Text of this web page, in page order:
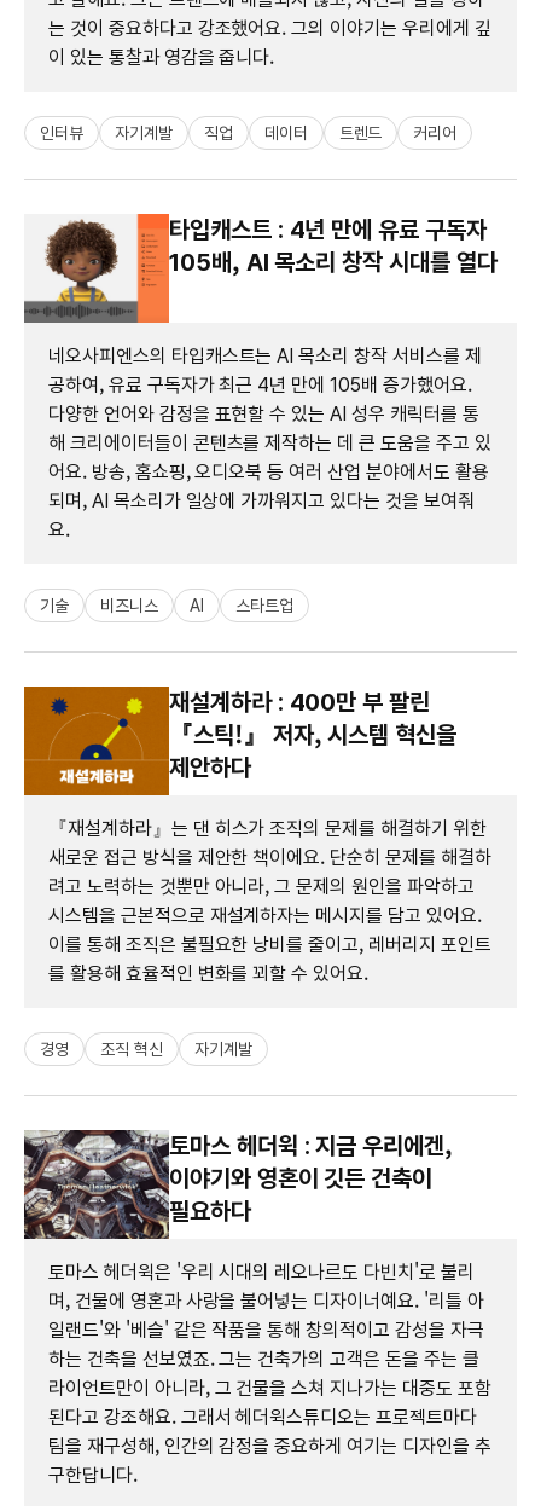
는 것이 중요하다고 강조했어요. 그의 이야기는 우리에게 깊
이 있는 통찰과 영감을 줍니다.
인터뷰 자기계발 직업 데이터 트렌드 커리어
타입캐스트 : 4년 만에 유료 구독자
105배, AI 목소리 창작 시대를 열다
네오사피엔스의 타입캐스트는 AI 목소리 창작 서비스를 제
공하여, 유료 구독자가 최근 4년 만에 105배 증가했어요.
다양한 언어와 감정을 표현할 수 있는 AI 성우 캐릭터를 통
해 크리에이터들이 콘텐츠를 제작하는 데 큰 도움을 주고 있
어요. 방송, 홈쇼핑, 오디오북 등 여러 산업 분야에서도 활용
되며, AI 목소리가 일상에 가까워지고 있다는 것을 보여줘
요.
기술 비즈니스 AI 스타트업
재설계하라 : 400만 부 팔린
『스틱!』 저자, 시스템 혁신을
제안하다
『재설계하라』는 댄 히스가 조직의 문제를 해결하기 위한
새로운 접근 방식을 제안한 책이에요. 단순히 문제를 해결하
려고 노력하는 것뿐만 아니라, 그 문제의 원인을 파악하고
시스템을 근본적으로 재설계하자는 메시지를 담고 있어요.
이를 통해 조직은 불필요한 낭비를 줄이고, 레버리지 포인트
를 활용해 효율적인 변화를 꾀할 수 있어요.
경영 조직 혁신 자기계발
토마스 헤더윅 : 지금 우리에겐,
이야기와 영혼이 깃든 건축이
필요하다
토마스 헤더윅은 '우리 시대의 레오나르도 다빈치'로 불리
며, 건물에 영혼과 사랑을 불어넣는 디자이너예요. '리틀 아
일랜드'와 '베슬' 같은 작품을 통해 창의적이고 감성을 자극
하는 건축을 선보였죠. 그는 건축가의 고객은 돈을 주는 클
라이언트만이 아니라, 그 건물을 스쳐 지나가는 대중도 포함
된다고 강조해요. 그래서 헤더윅스튜디오는 프로젝트마다
팀을 재구성해, 인간의 감정을 중요하게 여기는 디자인을 추
구한답니다.